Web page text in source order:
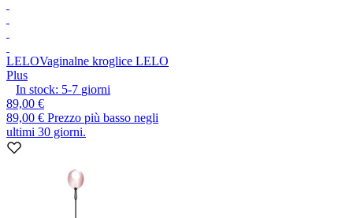
LELOVaginalne kroglice LELO
Plus
In stock: 5-7 giorni
89,00 €
89,00 € Prezzo più basso negli
ultimi 30 giorni.